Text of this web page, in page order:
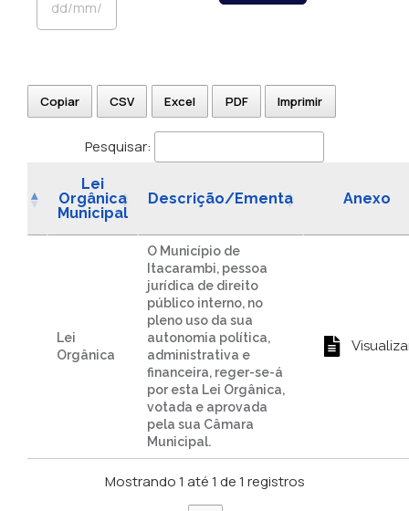
Copiar CSV Excel PDF Imprimir
Pesquisar:
Lei
Orgânica
Municipal
Descrição/Ementa Anexo
Lei
Orgânica
O Município de
Itacarambi, pessoa
jurídica de direito
público interno, no
pleno uso da sua
autonomia política,
administrativa e
financeira, reger-se-á
por esta Lei Orgânica,
votada e aprovada
pela sua Câmara
Municipal.
Mostrando 1 até 1 de 1 registros